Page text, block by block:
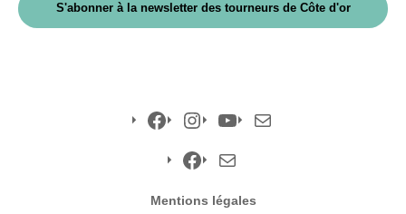
S'abonner à la newsletter des tourneurs de Côte d'or
Facebook
Facebook
Mentions légales